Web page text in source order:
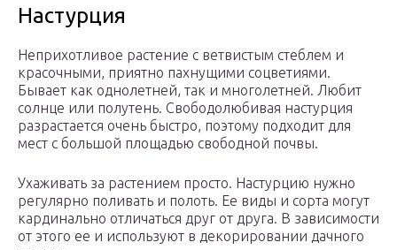
Настурция
Неприхотливое растение с ветвистым стеблем и
красочными, приятно пахнущими соцветиями.
Бывает как однолетней, так и многолетней. Любит
солнце или полутень. Свободолюбивая настурция
разрастается очень быстро, поэтому подходит для
мест с большой площадью свободной почвы.
Ухаживать за растением просто. Настурцию нужно
регулярно поливать и полоть. Ее виды и сорта могут
кардинально отличаться друг от друга. В зависимости
от этого ее и используют в декорировании дачного